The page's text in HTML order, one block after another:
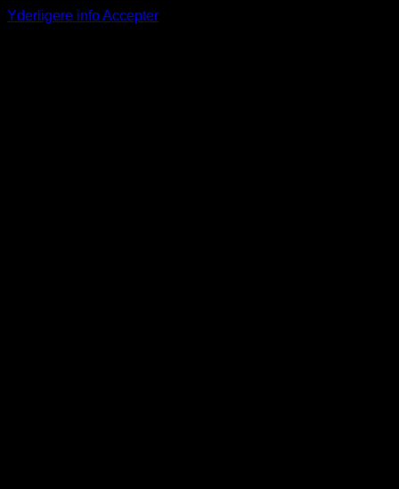
Yderligere infoAccepter